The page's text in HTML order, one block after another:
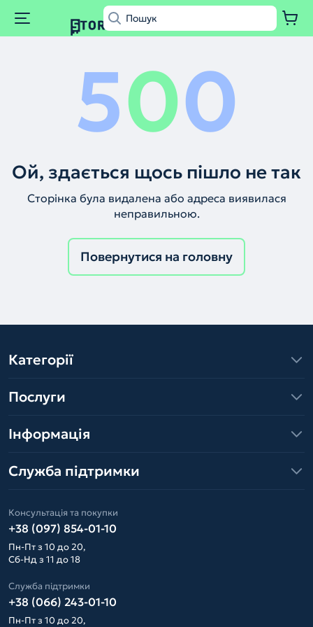
500
Ой, здається щось пішло не так
Сторінка була видалена або адреса виявилася
неправильною.
Повернутися на головну
Категорії
Послуги
Інформація
Служба підтримки
Консультація та покупки
+38 (097) 854-01-10
Пн-Пт з 10 до 20,
Сб-Нд з 11 до 18
Служба підтримки
+38 (066) 243-01-10
Пн-Пт з 10 до 20,